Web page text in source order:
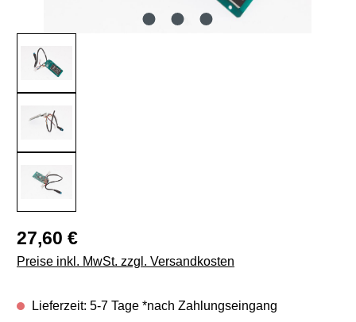
Regulärer Preis:
27,60 €
Preise inkl. MwSt. zzgl. Versandkosten
Lieferzeit: 5-7 Tage *nach Zahlungseingang